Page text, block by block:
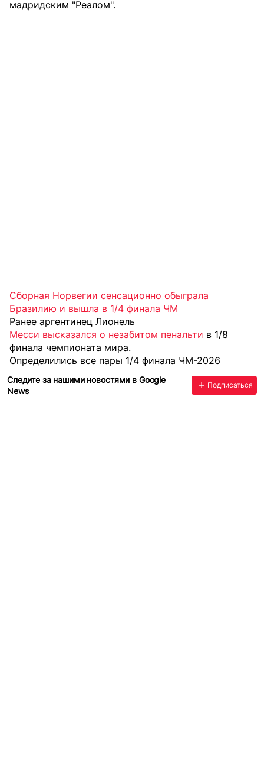
мадридским "Реалом".
Сборная Норвегии сенсационно обыграла
Бразилию и вышла в 1/4 финала ЧМ
Ранее аргентинец Лионель
Месси высказался о незабитом пенальти в 1/8
финала чемпионата мира.
Определились все пары 1/4 финала ЧМ-2026
Следите за нашими новостями в Google
News
Подписаться